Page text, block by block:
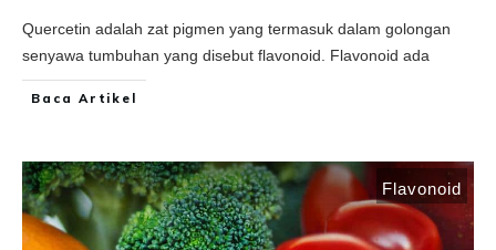
Quercetin adalah zat pigmen yang termasuk dalam golongan
senyawa tumbuhan yang disebut flavonoid. Flavonoid ada
Baca Artikel
Flavonoid